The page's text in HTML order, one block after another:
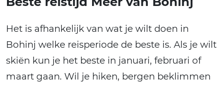
Het is afhankelijk van wat je wilt doen in
Bohinj welke reisperiode de beste is. Als je wilt
skiën kun je het beste in januari, februari of
maart gaan. Wil je hiken, bergen beklimmen